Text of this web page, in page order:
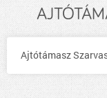
Ajtótámasz